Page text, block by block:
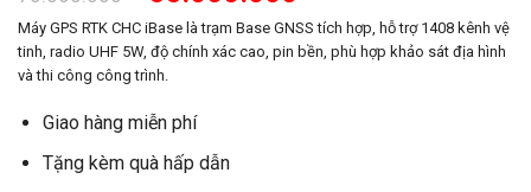
gốc
là:
70.000.000₫.
tại
là:
65.000.000₫.
Máy GPS RTK CHC iBase là trạm Base GNSS tích hợp, hỗ trợ 1408 kênh vệ
tinh, radio UHF 5W, độ chính xác cao, pin bền, phù hợp khảo sát địa hình
và thi công công trình.
Giao hàng miễn phí
Tặng kèm quà hấp dẫn